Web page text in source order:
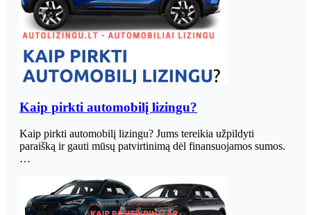
Kaip pirkti automobilį lizingu?
Kaip pirkti automobilį lizingu? Jums tereikia užpildyti
paraišką ir gauti mūsų patvirtinimą dėl finansuojamos sumos.
…